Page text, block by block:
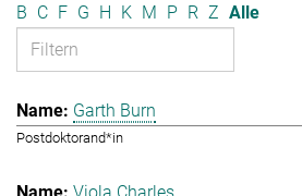
B C F G H K M P R Z Alle
Garth Burn
Postdoktorand*in